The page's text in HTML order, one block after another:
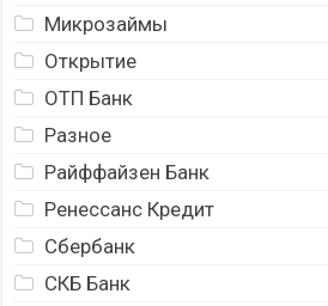
Микрозаймы
Открытие
ОТП Банк
Разное
Райффайзен Банк
Ренессанс Кредит
Сбербанк
СКБ Банк